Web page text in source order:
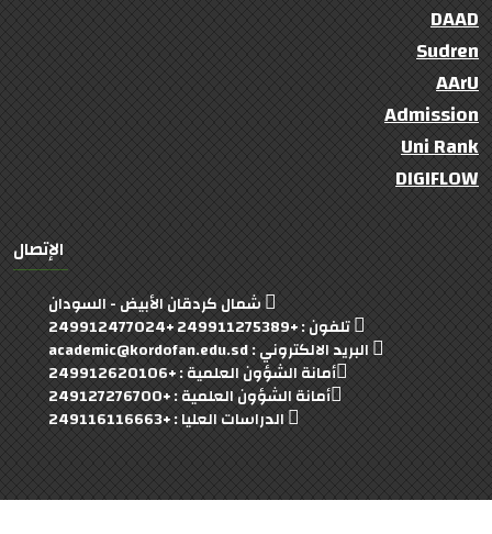
DAAD
Sudren
AArU
Admission
Uni Rank
DIGIFLOW
الإتصال
شمال كردقان الأبيض - السودان
تلفون : +249911275389 +249912477024
البريد الالكتروني : academic@kordofan.edu.sd
أمانة الشؤون العلمية : +249912620106
أمانة الشؤون العلمية : +249127276700
الدراسات العليا : +249116116663